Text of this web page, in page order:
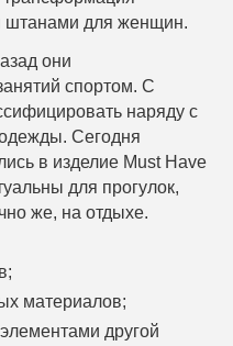
штанами для женщин.
они
спортом. С
наряду с
Сегодня
в изделие Must Have
для прогулок,
же, на отдыхе.
материалов;
другой